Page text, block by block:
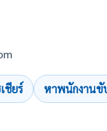
ชียร์ หาพนักงานขั